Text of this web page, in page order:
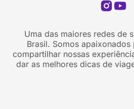
Uma das maiores redes de
Brasil. Somos
compartilhar nossas
dar as melhores dicas de